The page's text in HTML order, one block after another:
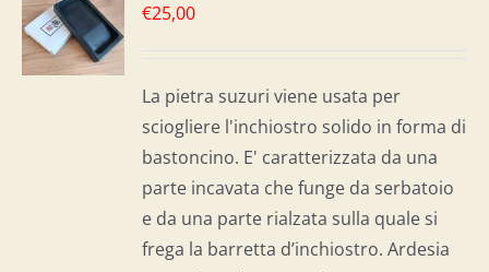
€25,00
La pietra suzuri viene usata per
sciogliere l'inchiostro solido in forma di
bastoncino. E' caratterizzata da una
parte incavata che funge da serbatoio
e da una parte rialzata sulla quale si
frega la barretta d’inchiostro. Ardesia